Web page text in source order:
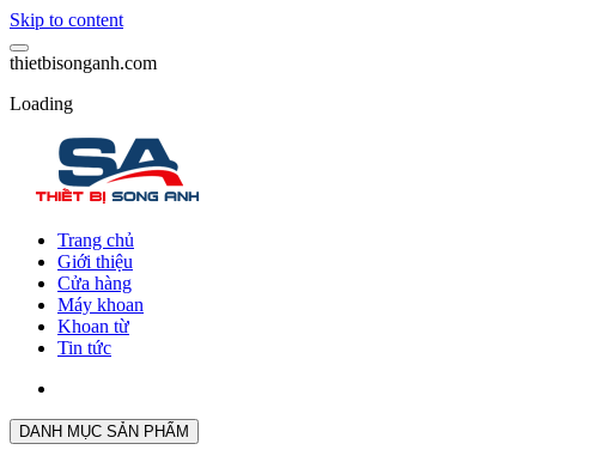
Skip to content
thietbisonganh.com
Loading
Trang chủ
Giới thiệu
Cửa hàng
Máy khoan
Khoan từ
Tin tức
DANH MỤC SẢN PHẨM